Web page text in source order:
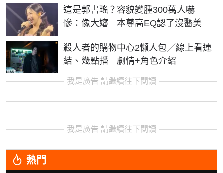
這是郭書瑤？容貌變腫300萬人嚇
慘：像大嬸 本尊高EQ認了沒醫美
殺人者的購物中心2懶人包／線上看連
結、幾點播 劇情+角色介紹
我是廣告 請繼續往下閱讀
我是廣告 請繼續往下閱讀
熱門